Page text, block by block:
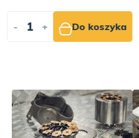
+ Do koszyka